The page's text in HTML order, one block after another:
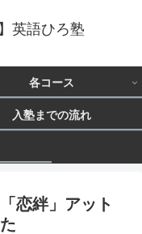
英語ひろ塾
各コース
入塾までの流れ
恋絆」アット